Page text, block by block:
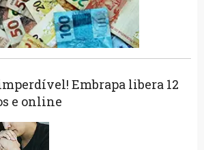
Embrapa libera 12
e online